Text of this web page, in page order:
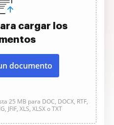
cargar los
documento
25 MB para DOC, DOCX, RTF,
JFIF, XLS, XLSX o TXT